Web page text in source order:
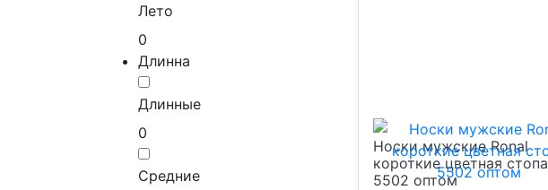
Лето
0
Длинна
Длинные
0
Средние
Носки мужские Ronal
короткие цветная стопа
5502 оптом